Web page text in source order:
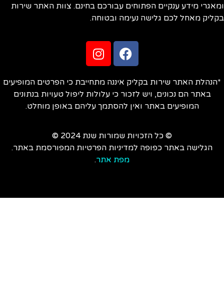
מידע ענקיים הפתוחים עבורכם בחינם. צוות האתר שירות
מאחל לכם גלישה נעימה ובטוחה.
האתר שירות בקליק איננה מתחייבת כי הפרטים המופיעים
באתר הם נכונים, ויש לזכור כי עלולות ליפול טעויות בנתונים
המופיעים באתר ואין להסתמך עליהם באופן מוחלט.
© כל הזכויות שמורות שנת 2024 ©
הגלישה באתר כפופה למדיניות הפרטיות המפורסמת באתר.
מפת אתר.